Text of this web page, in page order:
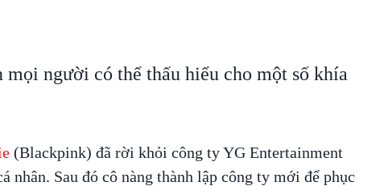
mọi người có thể thấu hiểu cho một số khía
(Blackpink) đã rời khỏi công ty YG Entertainment
nhân. Sau đó cô nàng thành lập công ty mới để phục